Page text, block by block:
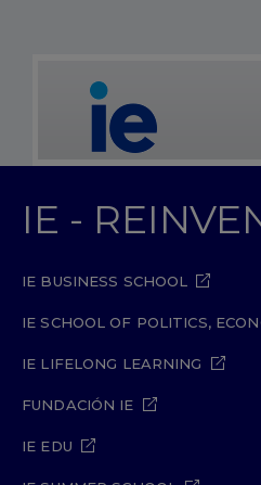
IE -
IE BUSINESS SCHOOL
IE SCHOOL OF POLITICS,
IE LIFELONG LEARNING
FUNDACIÓN IE
IE EDU